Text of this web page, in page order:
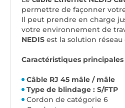
permettre de façonner
Il peut prendre en charge
votre environnement de
NEDIS est la solution réseau
Caractéristiques principales
Câble RJ 45 mâle / mâle
Type de blindage : S/FTP
Cordon de catégorie 6